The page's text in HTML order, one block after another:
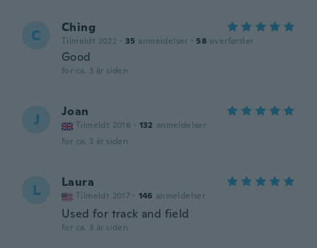
C Ching
Tilmeldt 2022 · 35 anmeldelser · 58 overførsler
Good
for ca. 3 år siden
J Joan
Tilmeldt 2016 · 132 anmeldelser
for ca. 3 år siden
L Laura
Tilmeldt 2017 · 146 anmeldelser
Used for track and field
for ca. 3 år siden